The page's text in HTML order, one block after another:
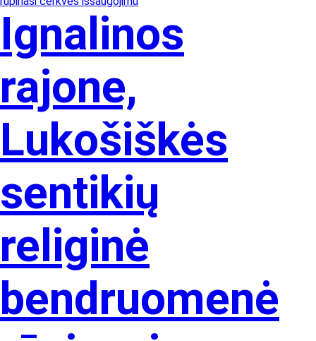
Ignalinos
rajone,
Lukošiškės
sentikių
religinė
bendruomenė